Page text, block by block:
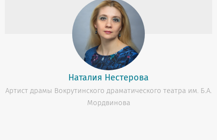
Наталия Нестерова
Артист драмы Вокрутинского драматического театра им. Б.А.
Мордвинова